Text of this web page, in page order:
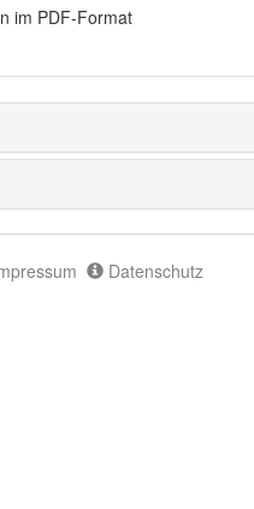
im PDF-Format
Datenschutz